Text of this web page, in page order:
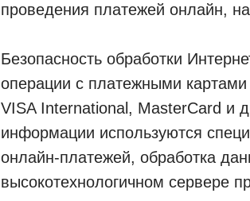
проведения платежей онлайн,
Безопасность обработки
операции с платежными картами
VISA International, MasterCard и
информации используются
онлайн-платежей, обработка
высокотехнологичном сервере